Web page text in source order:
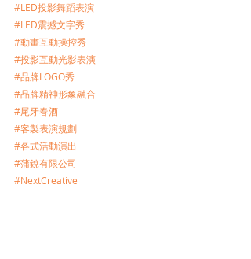
#LED投影舞蹈表演
#LED震撼文字秀
#動畫互動操控秀
#投影互動光影表演
#品牌LOGO秀
#品牌精神形象融合
#尾牙春酒
#客製表演規劃
#各式活動演出
#蒲銳有限公司
#NextCreative